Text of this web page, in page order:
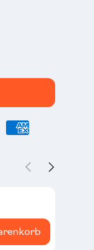
VorherigeNächste